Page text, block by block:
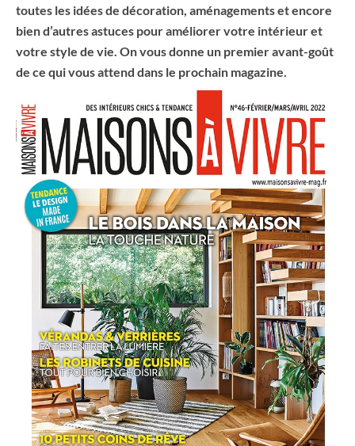
toutes les idées de décoration, aménagements et encore
bien d’autres astuces pour améliorer votre intérieur et
votre style de vie. On vous donne un premier avant-goût
de ce qui vous attend dans le prochain magazine.